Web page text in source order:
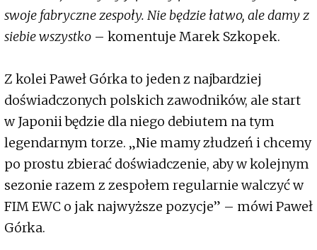
swoje fabryczne zespoły. Nie będzie łatwo, ale damy z
siebie wszystko – komentuje Marek Szkopek.
Z kolei Paweł Górka to jeden z najbardziej
doświadczonych polskich zawodników, ale start
w Japonii będzie dla niego debiutem na tym
legendarnym torze. „Nie mamy złudzeń i chcemy
po prostu zbierać doświadczenie, aby w kolejnym
sezonie razem z zespołem regularnie walczyć w
FIM EWC o jak najwyższe pozycje” – mówi Paweł
Górka.